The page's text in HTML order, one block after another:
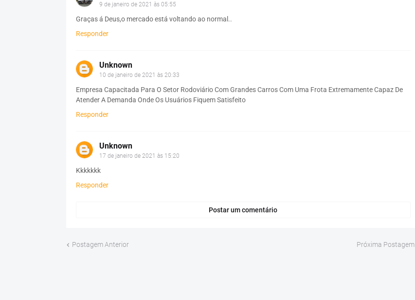
9 de janeiro de 2021 às 05:55
Graças á Deus,o mercado está voltando ao normal..
Responder
Unknown
10 de janeiro de 2021 às 20:33
Empresa Capacitada Para O Setor Rodoviário Com Grandes Carros Com Uma Frota Extremamente Capaz De
Atender A Demanda Onde Os Usuários Fiquem Satisfeito
Responder
Unknown
17 de janeiro de 2021 às 15:20
Kkkkkkk
Responder
Postar um comentário
Postagem Anterior Próxima Postagem